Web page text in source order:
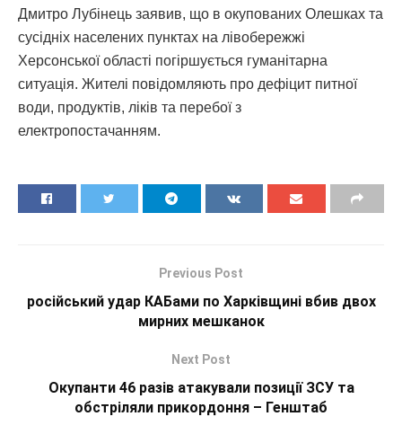
Дмитро Лубінець заявив, що в окупованих Олешках та
сусідніх населених пунктах на лівобережжі
Херсонської області погіршується гуманітарна
ситуація. Жителі повідомляють про дефіцит питної
води, продуктів, ліків та перебої з
електропостачанням.
Previous Post
російський удар КАБами по Харківщині вбив двох
мирних мешканок
Next Post
Окупанти 46 разів атакували позиції ЗСУ та
обстріляли прикордоння – Генштаб